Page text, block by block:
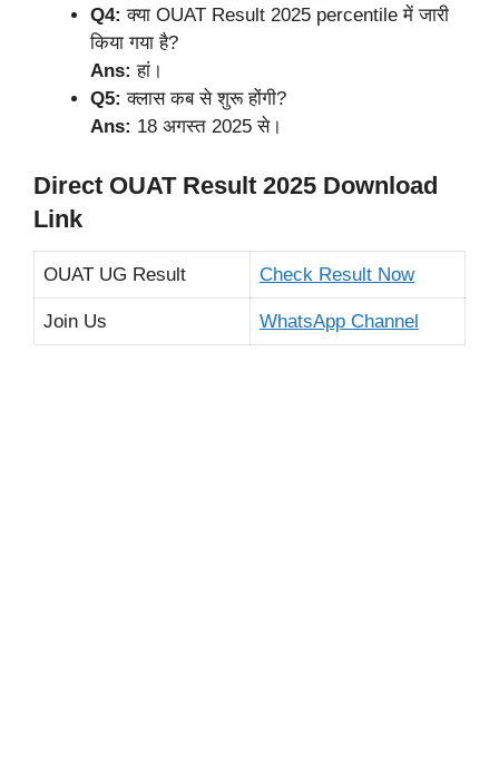
Q4: क्या OUAT Result 2025 percentile में जारी
किया गया है?
Ans: हां।
Q5: क्लास कब से शुरू होंगी?
Ans: 18 अगस्त 2025 से।
Direct OUAT Result 2025 Download
Link
OUAT UG Result Check Result Now
Join Us WhatsApp Channel